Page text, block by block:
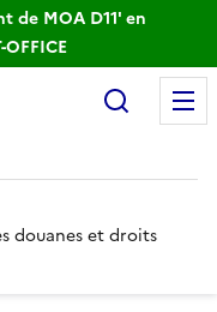
de MOA D11' en
douanes et droits